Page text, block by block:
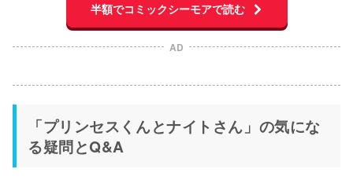
半額でコミックシーモアで読む
AD
「プリンセスくんとナイトさん」の気にな
る疑問とQ&A